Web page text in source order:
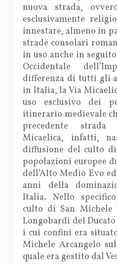
nuova strada,
esclusivamente
innestare, almeno in
strade consolari
in uso anche in
Occidentale
differenza di tutti gli
in Italia, la Via
uso esclusivo dei
itinerario medievale
precedente
Micaelica, infatti,
diffusione del culto
popolazioni europee
dell’Alto Medio Evo
anni della
Italia. Nello
culto di San
Longobardi del
i cui confini era
Michele Arcangelo
quale era gestito dal